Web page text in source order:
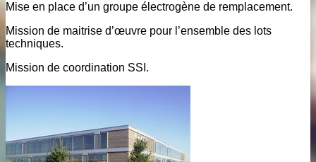
Mise en place d’un groupe électrogène de remplacement.
Mission de maitrise d’œuvre pour l’ensemble des lots
techniques.
Mission de coordination SSI.